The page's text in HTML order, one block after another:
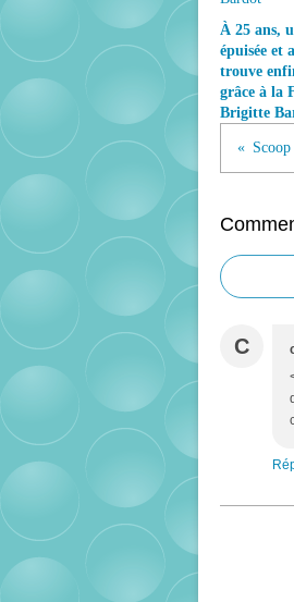
À 25 ans,
épuisée et
trouve
grâce à la
Brigitte
C